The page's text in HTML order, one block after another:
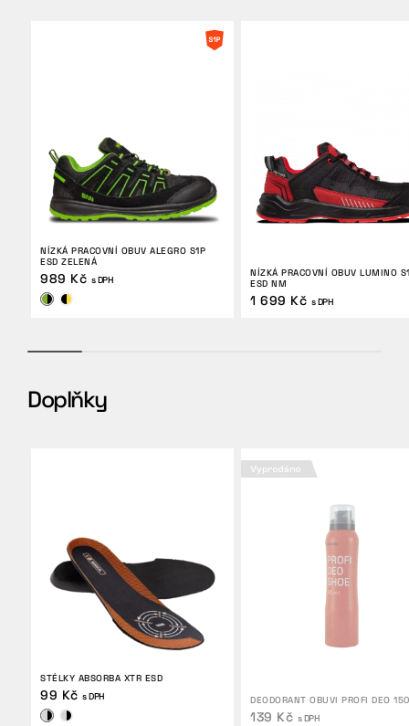
NÍZKÁ PRACOVNÍ OBUV ALEGRO S1P
ESD ZELENÁ
989 Kč s DPH
NÍZKÁ PRACOVNÍ OBUV LUMINO
ESD NM
1 699 Kč s DPH
Doplňky
STÉLKY ABSORBA XTR ESD
99 Kč s DPH
Vyprodáno
DEODORANT OBUVI PROFI DEO
139 Kč s DPH